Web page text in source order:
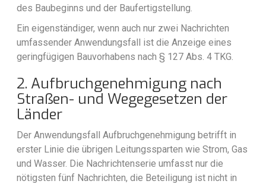
des Baubeginns und der Baufertigstellung.
Ein eigenständiger, wenn auch nur zwei Nachrichten
umfassender Anwendungsfall ist die Anzeige eines
geringfügigen Bauvorhabens nach § 127 Abs. 4 TKG.
2. Aufbruchgenehmigung nach
Straßen- und Wegegesetzen der
Länder
Der Anwendungsfall Aufbruchgenehmigung betrifft in
erster Linie die übrigen Leitungssparten wie Strom, Gas
und Wasser. Die Nachrichtenserie umfasst nur die
nötigsten fünf Nachrichten, die Beteiligung ist nicht in